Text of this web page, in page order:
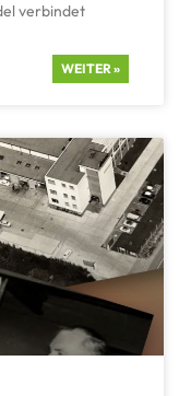
verbindet
WEITER »